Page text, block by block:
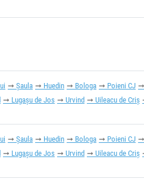
Șaula Huedin Bologa Poieni CJ
Lugașu de Jos Urvind Uileacu de Criș
Șaula Huedin Bologa Poieni CJ
Lugașu de Jos Urvind Uileacu de Criș